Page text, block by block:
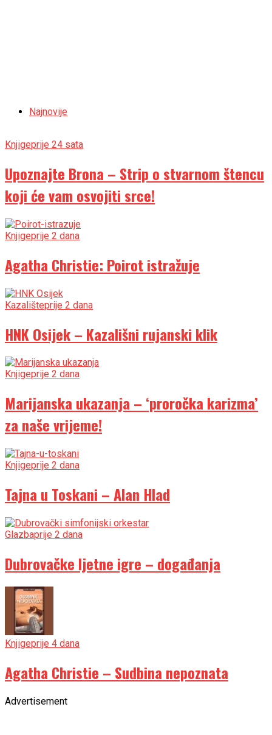
Najnovije
Knjigeprije 24 sata
Upoznajte Brona – Strip o stvarnom štencu
koji će vam osvojiti srce!
Knjigeprije 2 dana
Agatha Christie: Poirot istražuje
Kazališteprije 2 dana
HNK Osijek – Kazališni rujanski klik
Knjigeprije 2 dana
Marijanska ukazanja – ‘proročka karizma’
za naše vrijeme!
Knjigeprije 2 dana
Tajna u Toskani – Alan Hlad
Glazbaprije 2 dana
Dubrovačke ljetne igre – događanja
Knjigeprije 4 dana
Agatha Christie – Sudbina nepoznata
Advertisement